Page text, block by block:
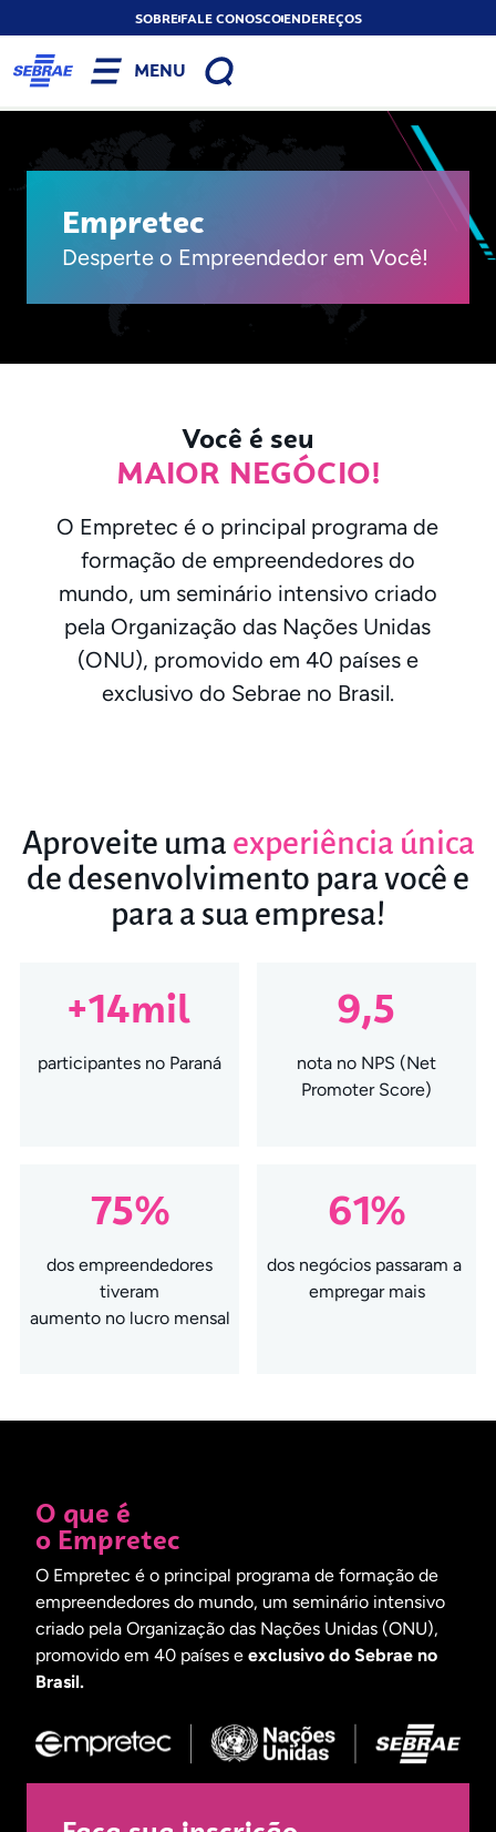
SOBREFALE CONOSCOENDEREÇOS
MENU
Empretec
Desperte o Empreendedor em Você!
Você é seu
MAIOR NEGÓCIO!
O Empretec é o principal programa de
formação de empreendedores do
mundo, um seminário intensivo criado
pela Organização das Nações Unidas
(ONU), promovido em 40 países e
exclusivo do Sebrae no Brasil.
Aproveite uma experiência única
de desenvolvimento para você e
para a sua empresa!
+14mil
participantes no Paraná
9,5
nota no NPS (Net
Promoter Score)
75%
dos empreendedores
tiveram
aumento no lucro mensal
61%
dos negócios passaram a
empregar mais
O que é
o Empretec
O Empretec é o principal programa de formação de
empreendedores do mundo, um seminário intensivo
criado pela Organização das Nações Unidas (ONU),
promovido em 40 países e exclusivo do Sebrae no
Brasil.